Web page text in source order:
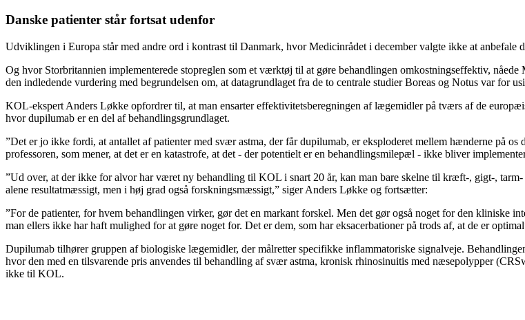
Danske patienter står fortsat udenfor
Udviklingen i Europa står med andre ord i kontrast til Danmark, hvor Medicinrådet i december valgte ikke at
Og hvor Storbritannien implementerede stopreglen som et værktøj til at gøre behandlingen omkostningseffektiv,
den indledende vurdering med begrundelsen om, at datagrundlaget fra de to centrale studier Boreas og Notus var for
KOL-ekspert Anders Løkke opfordrer til, at man ensarter effektivitetsberegningen af lægemidler på tværs af de
hvor dupilumab er en del af behandlingsgrundlaget.
”Det er jo ikke fordi, at antallet af patienter med svær astma, der får dupilumab, er eksploderet mellem hænderne på
professoren, som mener, at det er en katastrofe, at det - der potentielt er en behandlingsmilepæl - ikke bliver
”Ud over, at der ikke for alvor har været ny behandling til KOL i snart 20 år, kan man bare skelne til kræft-, gigt-,
alene resultatmæssigt, men i høj grad også forskningsmæssigt,” siger Anders Løkke og fortsætter:
”For de patienter, for hvem behandlingen virker, gør det en markant forskel. Men det gør også noget for den kliniske
man ellers ikke har haft mulighed for at gøre noget for. Det er dem, som har eksacerbationer på trods af, at de er
Dupilumab tilhører gruppen af biologiske lægemidler, der målretter specifikke inflammatoriske signalveje.
hvor den med en tilsvarende pris anvendes til behandling af svær astma, kronisk rhinosinuitis med næsepolypper
ikke til KOL.